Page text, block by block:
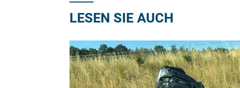
LESEN SIE AUCH